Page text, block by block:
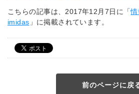
こちらの記事は、2017年12月7日に「
imidas 」に掲載されています。
前のページに戻